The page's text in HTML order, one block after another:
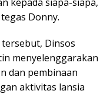
Donny.
Dinsos
menyelenggarakan
dan pembinaan
aktivitas lansia